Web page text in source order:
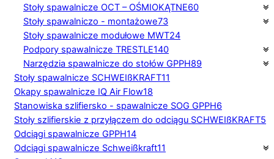
Stoły spawalnicze OCT – OŚMIOKĄTNE60
Stoły spawalniczo - montażowe73
Stoły spawalnicze modułowe MWT24
Podpory spawalnicze TRESTLE140
Narzędzia spawalnicze do stołów GPPH89
Stoły spawalnicze SCHWEIßKRAFT11
Okapy spawalnicze IQ Air Flow18
Stanowiska szlifiersko - spawalnicze SOG GPPH6
Stoły szlifierskie z przyłączem do odciągu SCHWEIßKRAFT5
Odciągi spawalnicze GPPH14
Odciągi spawalnicze Schweißkraft11